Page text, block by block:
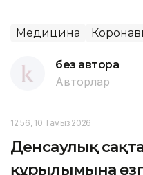
Медицина
без автора
Авторлар
12:56, 10 Тамыз 2026
Денсаулық
құрылымына